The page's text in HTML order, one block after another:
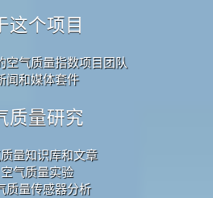
这个项目
空气质量指数项目团队
闻和媒体套件
质量研究
量知识库和文章
空气质量实验
质量传感器分析